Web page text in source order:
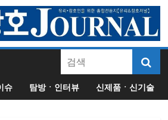
슈 탐방ㆍ인터뷰 신제품ㆍ신기술